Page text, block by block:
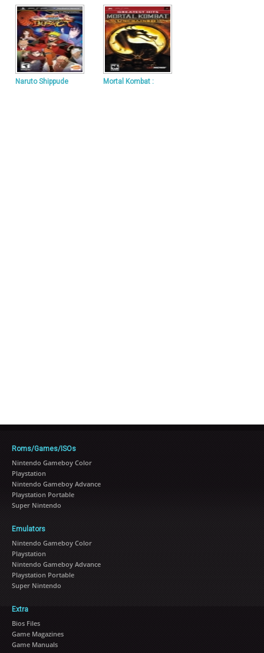
Naruto Shippude Mortal Kombat :
Roms/Games/ISOs
Nintendo Gameboy Color
Playstation
Nintendo Gameboy Advance
Playstation Portable
Super Nintendo
Emulators
Nintendo Gameboy Color
Playstation
Nintendo Gameboy Advance
Playstation Portable
Super Nintendo
Extra
Bios Files
Game Magazines
Game Manuals